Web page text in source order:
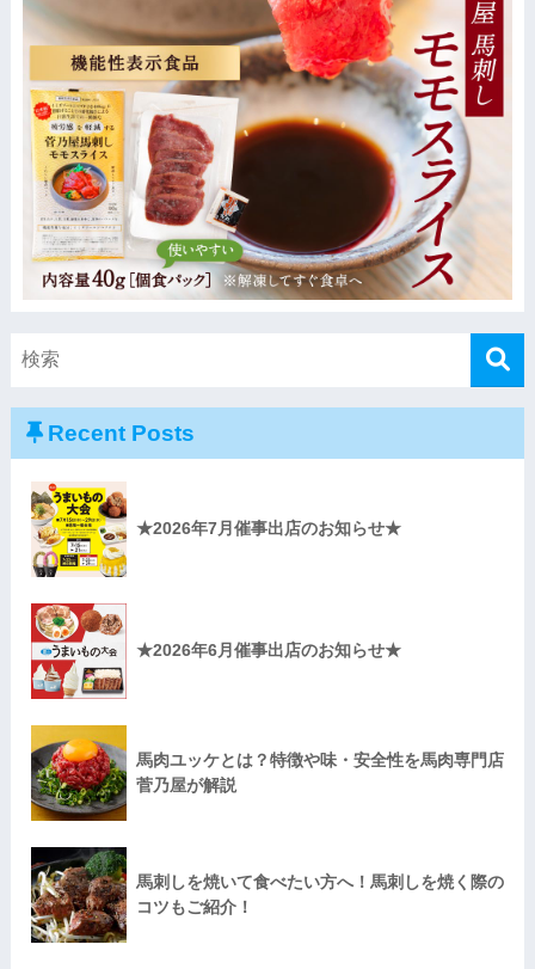
Recent Posts
★2026年7月催事出店のお知らせ★
★2026年6月催事出店のお知らせ★
馬肉ユッケとは？特徴や味・安全性を馬肉専門店
菅乃屋が解説
馬刺しを焼いて食べたい方へ！馬刺しを焼く際の
コツもご紹介！